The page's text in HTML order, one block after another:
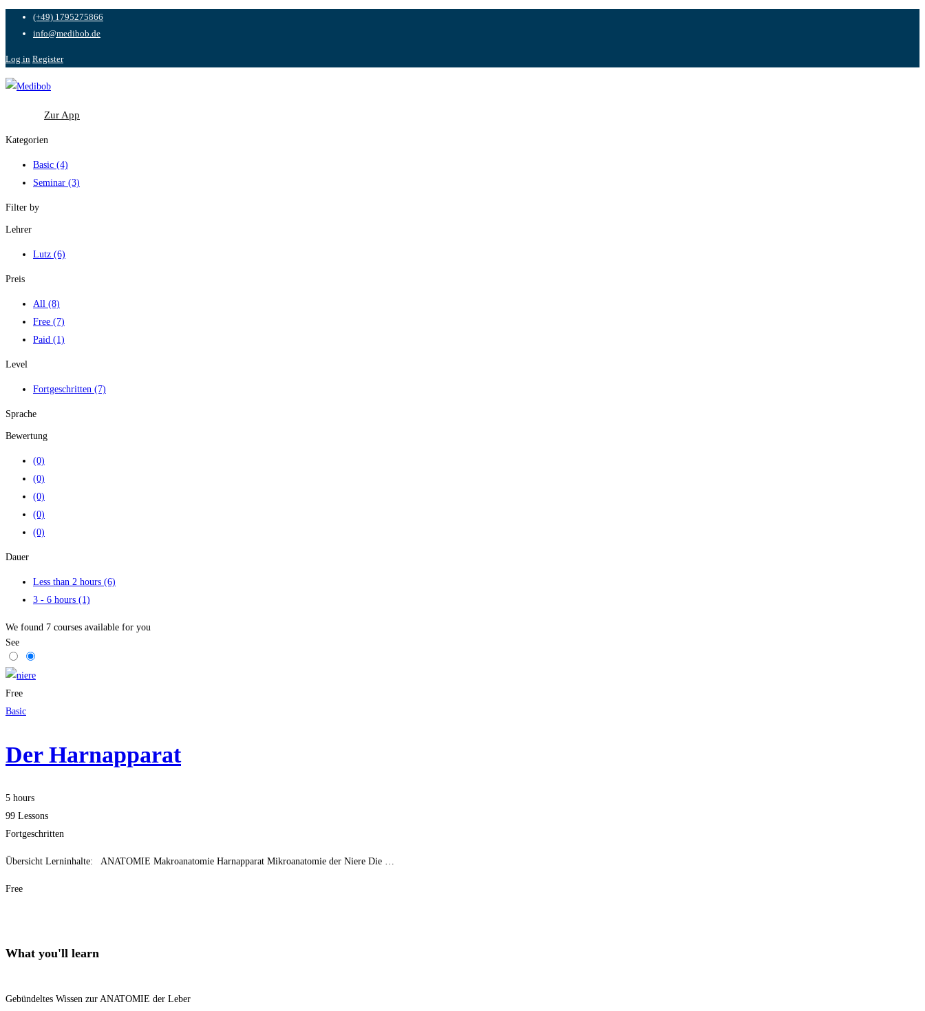
(+49) 1795275866
info@medibob.de
Log in Register
Zur App
Kategorien
Basic (4)
Seminar (3)
Filter by
Lehrer
Lutz (6)
Preis
All (8)
Free (7)
Paid (1)
Level
Fortgeschritten (7)
Sprache
Bewertung
(0)
(0)
(0)
(0)
(0)
Dauer
Less than 2 hours (6)
3 - 6 hours (1)
We found 7 courses available for you
See
Free
Basic
Der Harnapparat
5 hours
99 Lessons
Fortgeschritten
Übersicht Lerninhalte: ANATOMIE Makroanatomie Harnapparat Mikroanatomie der Niere Die …
Free
What you'll learn
Gebündeltes Wissen zur ANATOMIE der Leber